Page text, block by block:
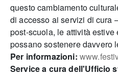
questo cambiamento
di accesso ai servizi di cura
post-scuola, le attività estive
possano sostenere davvero
Per informazioni:
Service a cura dell'Ufficio